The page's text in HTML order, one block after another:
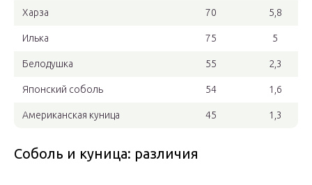
Харза 70 5,8
Илька 75 5
Белодушка 55 2,3
Японский соболь 54 1,6
Американская куница 45 1,3
Соболь и куница: различия